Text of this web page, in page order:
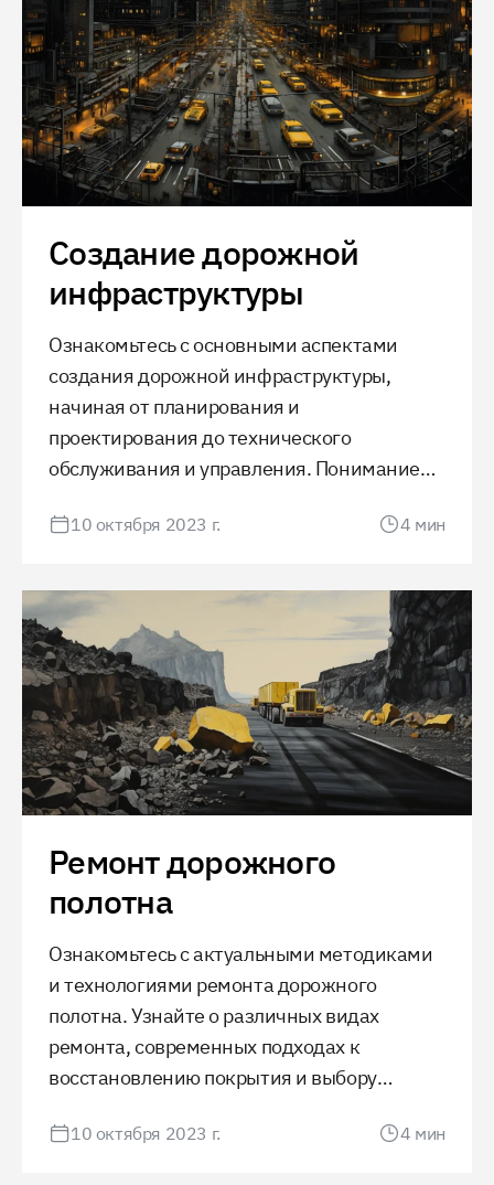
проекта.
Создание дорожной
инфраструктуры
Ознакомьтесь с основными аспектами
создания дорожной инфраструктуры,
начиная от планирования и
проектирования до технического
обслуживания и управления. Понимание
обеспечение безопасности играют
качественного и устойчивого движения.
10 октября 2023 г. 4 мин
Ремонт дорожного
полотна
Ознакомьтесь с актуальными методиками
и технологиями ремонта дорожного
полотна. Узнайте о различных видах
ремонта, современных подходах к
восстановлению покрытия и выбору
обеспечивает безопасность и комфорт
10 октября 2023 г. 4 мин